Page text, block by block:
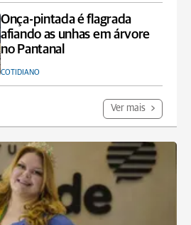
Onça-pintada é flagrada
afiando as unhas em árvore
no Pantanal
COTIDIANO
Ver mais